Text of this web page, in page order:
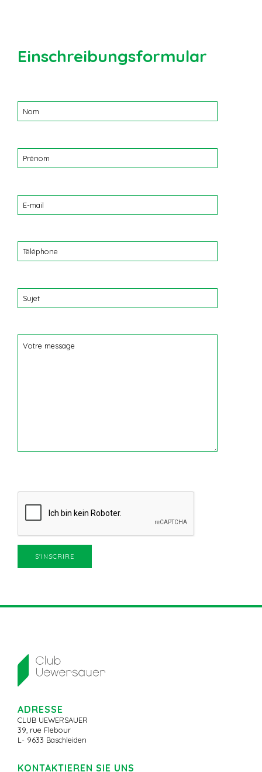
Einschreibungsformular
ADRESSE
CLUB UEWERSAUER
39, rue Flebour
L- 9633 Baschleiden
KONTAKTIEREN SIE UNS